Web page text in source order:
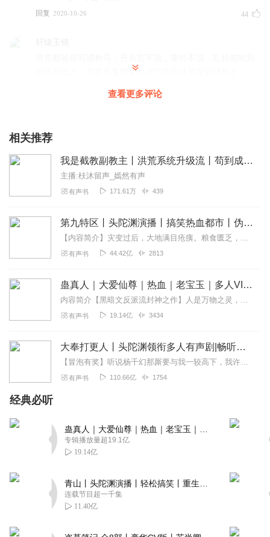
回复 2020-10-26 44
自己师侄上，你是有多想女人才六亲不认见女的就想上
支持朱某某大力加油💪！
听友223379684
毫不犹豫，大力顶我朱某
浣熊神菌之塘
截教通天教主，圣人当中，我最喜欢，后土娘娘是属于巫族
喜欢的，龙族，凤族，麒麟族，魔祖罗喉，弥河老祖，这些
都是我喜欢的，最恨的，阐教元始天尊，无为老子，女娲，
西方接引准提，镇元子，昊天，瑶池，这些他妈的最恨，尤
2021-07-06
彼岸之谜
言的小耳朵们。这是一部很不错的小说，作者写得好。主播
2020-11-29
先给个好评，这个书是双人演讲还是单人的？
回复 2021-01-07
查看更多评论
相关推荐
我是截教副教主丨洪荒系统升级流丨苟到成圣送圣人上榜
主播:枎沐留声_嫣然有声
有声书 171.61万 439
第九特区丨头陀渊演播丨搞笑热血都市丨伪戒丨VIP免费多人有声剧
【内容简介】灾变过后，大地满目疮痍。粮食匮乏，资源紧俏，局势混乱……一位从待规划区杀出来的青年，背对着漫天黄沙，孤身来到九区谋生，却不曾想偶然结识三五好友，一念...
有声书 44.42亿 2813
蛊真人｜大爱仙尊｜热血｜老宝玉｜多人VIP免费有声剧
内容简介【黑暗文反派流封神之作】人是万物之灵，蛊是天地真精。一个穿越者不断重生的故事。一个养蛊、炼蛊、用蛊的奇特世界。配音组（男角色）老宝玉旁白...
有声书 19.14亿 3434
大奉打更人丨头陀渊领衔多人有声剧|畅听全集|王鹤棣、田曦薇主演影视剧原著|卖报小郎君
【冒泡有奖】听说杨千幻那厮要与我一较高下，我许七安要开始装叉了！快进入声音播放页戳下方输入框，冒个泡偷偷告诉我，我要用哪些诗词才能胜过他？说得好的，有赏！202...
有声书 110.66亿 1754
经典必听
专辑播放量超19.1亿
19.14亿
连载节目超一千集
11.40亿